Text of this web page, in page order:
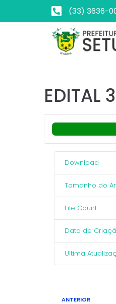
(33) 3636-
EDITAL
Download
Tamanho do
File Count
Data de
Ultima
ANTERIOR